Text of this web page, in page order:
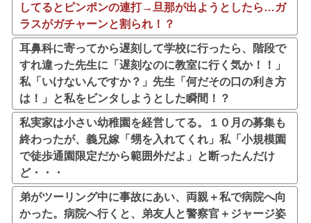
してるとピンポンの連打→旦那が出ようとしたら…ガ
ラスがガチャーンと割られ！？
耳鼻科に寄ってから遅刻して学校に行ったら、階段で
すれ違った先生に「遅刻なのに教室に行く気か！！」
私「いけないんですか？」先生「何だその口の利き方
は！」と私をビンタしようとした瞬間！？
私実家は小さい幼稚園を経営してる。１０月の募集も
終わったが、義兄嫁「甥を入れてくれ」私「小規模園
で徒歩通園限定だから範囲外だよ」と断ったんだけ
ど・・・
弟がツーリング中に事故にあい、両親＋私で病院へ向
かった。病院へ行くと、弟友人と警察官＋ジャージ姿